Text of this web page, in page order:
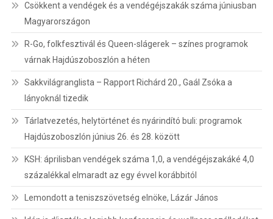
Csökkent a vendégek és a vendégéjszakák száma júniusban
Magyarországon
R-Go, folkfesztivál és Queen-slágerek – színes programok
várnak Hajdúszoboszlón a héten
Sakkvilágranglista – Rapport Richárd 20., Gaál Zsóka a
lányoknál tizedik
Tárlatvezetés, helytörténet és nyárindító buli: programok
Hajdúszoboszlón június 26. és 28. között
KSH: áprilisban vendégek száma 1,0, a vendégéjszakáké 4,0
százalékkal elmaradt az egy évvel korábbitól
Lemondott a teniszszövetség elnöke, Lázár János